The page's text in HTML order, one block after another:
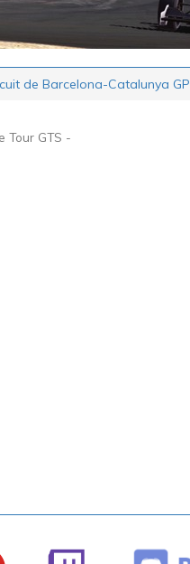
de Barcelona-Catalunya GP
Tour GTS -